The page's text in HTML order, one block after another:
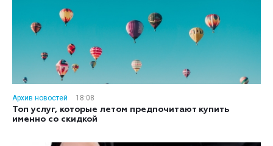
Архив новостей
18:08
Топ услуг, которые летом предпочитают купить
именно со скидкой